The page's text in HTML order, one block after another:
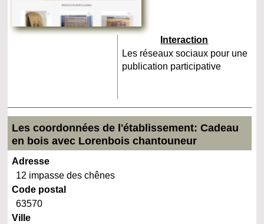
Interaction
Les réseaux sociaux pour une
publication participative
Les coordonnées de l'établissement: Cadeau
en bois avec Lorenbois chantouneur
Adresse
12 impasse des chênes
Code postal
63570
Ville